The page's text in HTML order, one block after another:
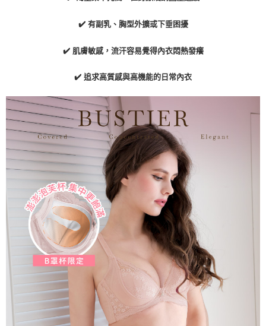
✔️ 有副乳、胸型外擴或下垂困擾
✔️ 肌膚敏感，流汗容易覺得內衣悶熱發癢
✔️ 追求高質感與高機能的日常內衣